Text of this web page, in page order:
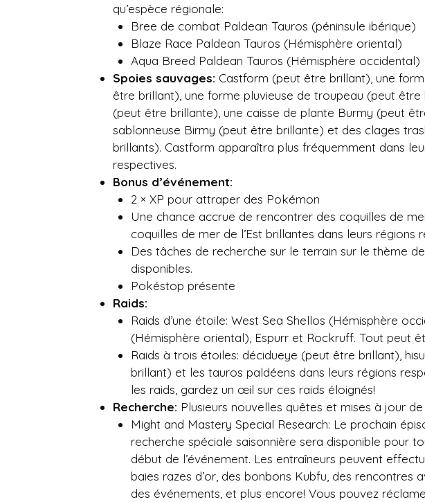
qu’espèce régionale:
Bree de combat Paldean Tauros (péninsule ibérique)
Blaze Race Paldean Tauros (Hémisphère oriental)
Aqua Breed Paldean Tauros (Hémisphère occidental)
Spoies sauvages: Castform (peut être brillant), une
être brillant), une forme pluvieuse de troupeau (peut
(peut être brillante), une caisse de plante Burmy (peut
sablonneuse Birmy (peut être brillante) et des clages
brillants). Castform apparaîtra plus fréquemment dans
respectives.
Bonus d’événement:
2 × XP pour attraper des Pokémon
Une chance accrue de rencontrer des coquilles de
coquilles de mer de l’Est brillantes dans leurs régions
Des tâches de recherche sur le terrain sur le thème
disponibles.
Pokéstop présente
Raids:
Raids d’une étoile: West Sea Shellos (Hémisphère
(Hémisphère oriental), Espurr et Rockruff. Tout peut
Raids à trois étoiles: décidueye (peut être brillant),
brillant) et les tauros paldéens dans leurs régions
les raids, gardez un œil sur ces raids éloignés!
Recherche: Plusieurs nouvelles quêtes et mises à jour
Might and Mastery Special Research: Le prochain
recherche spéciale saisonnière sera disponible pour
début de l’événement. Les entraîneurs peuvent
baies razes d’or, des bonbons Kubfu, des rencontres
des événements, et plus encore! Vous pouvez